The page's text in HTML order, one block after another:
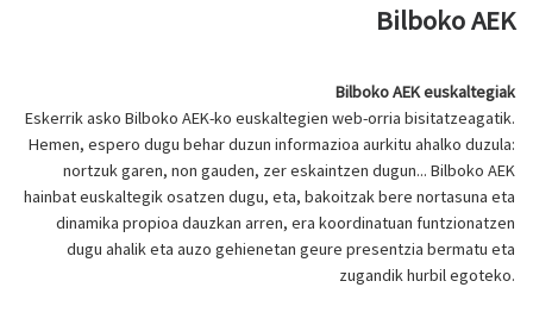
Bilboko AEK
Bilboko AEK euskaltegiak
Eskerrik asko Bilboko AEK-ko euskaltegien web-orria bisitatzeagatik.
Hemen, espero dugu behar duzun informazioa aurkitu ahalko duzula:
nortzuk garen, non gauden, zer eskaintzen dugun... Bilboko AEK
hainbat euskaltegik osatzen dugu, eta, bakoitzak bere nortasuna eta
dinamika propioa dauzkan arren, era koordinatuan funtzionatzen
dugu ahalik eta auzo gehienetan geure presentzia bermatu eta
zugandik hurbil egoteko.